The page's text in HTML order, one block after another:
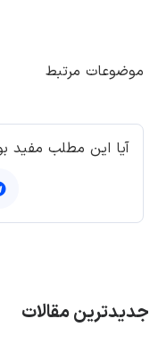
موضوعات مرتبط
آیا این مطلب مفید
جدیدترین مقالات